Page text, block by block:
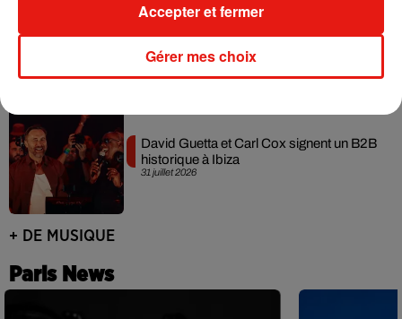
31 juillet 2026
Swedish House Mafia et Lykke Li
dévoilent « Happiness Is So Sad »
31 juillet 2026
David Guetta et Carl Cox signent un B2B
historique à Ibiza
+ DE MUSIQUE
Paris News
Gérer mes choix
Accepter et fermer